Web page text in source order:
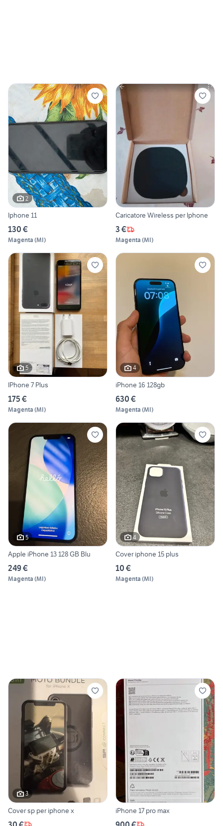
2
Iphone 11
130 €
Magenta (MI)
Caricatore Wireless per Iphone
3 €
Magenta (MI)
5
IPhone 7 Plus
175 €
Magenta (MI)
4
iPhone 16 128gb
630 €
Magenta (MI)
5
Apple iPhone 13 128 GB Blu
249 €
Magenta (MI)
4
Cover iphone 15 plus
10 €
Magenta (MI)
3
Cover sp per iphone x iPhone 17 pro max